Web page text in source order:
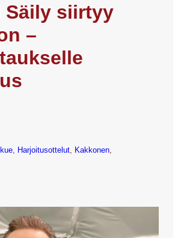
Säily siirtyy
–
Harjoitusottelut Kakkonen